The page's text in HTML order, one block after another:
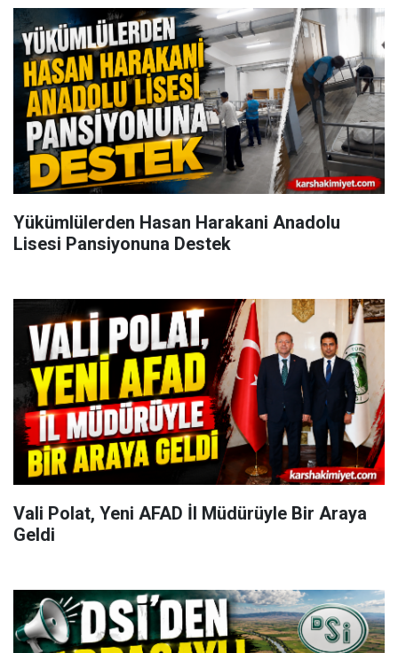
Yükümlülerden Hasan Harakani Anadolu
Lisesi Pansiyonuna Destek
Vali Polat, Yeni AFAD İl Müdürüyle Bir Araya
Geldi